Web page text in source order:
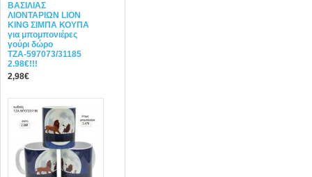
ΒΑΣΙΛΙΑΣ
ΛΙΟΝΤΑΡΙΩΝ LION
KING ΣΙΜΠΑ ΚΟΥΠΑ
για μπομπονιέρες
γούρι δώρο
ΤΖΑ-597073/31185
2.98€!!!
2,98€